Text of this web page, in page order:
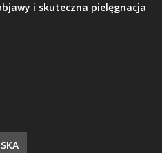
i skuteczna pielęgnacja